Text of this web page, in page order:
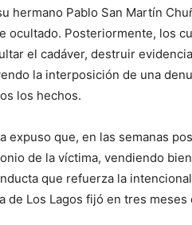
hermano Pablo San Martín
ocultado. Posteriormente, los
el cadáver, destruir
la interposición de una
los hechos.
expuso que, en las semanas
de la víctima, vendiendo
que refuerza la
de Los Lagos fijó en tres